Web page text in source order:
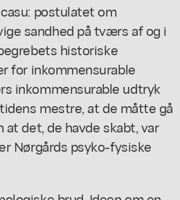
postulatet om
sandhed på tværs af og i
historiske
for inkommensurable
inkommensurable udtryk
mestre, at de måtte gå
at det, de havde skabt, var
Nørgårds psyko-fysiske